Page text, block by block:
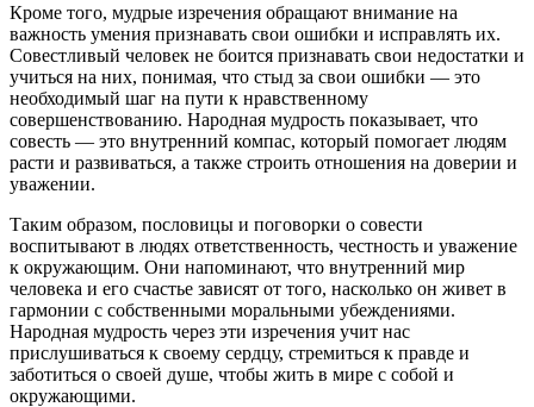
Кроме того, мудрые изречения обращают внимание на
важность умения признавать свои ошибки и исправлять их.
Совестливый человек не боится признавать свои недостатки и
учиться на них, понимая, что стыд за свои ошибки — это
необходимый шаг на пути к нравственному
совершенствованию. Народная мудрость показывает, что
совесть — это внутренний компас, который помогает людям
расти и развиваться, а также строить отношения на доверии и
уважении.
Таким образом, пословицы и поговорки о совести
воспитывают в людях ответственность, честность и уважение
к окружающим. Они напоминают, что внутренний мир
человека и его счастье зависят от того, насколько он живет в
гармонии с собственными моральными убеждениями.
Народная мудрость через эти изречения учит нас
прислушиваться к своему сердцу, стремиться к правде и
заботиться о своей душе, чтобы жить в мире с собой и
окружающими.